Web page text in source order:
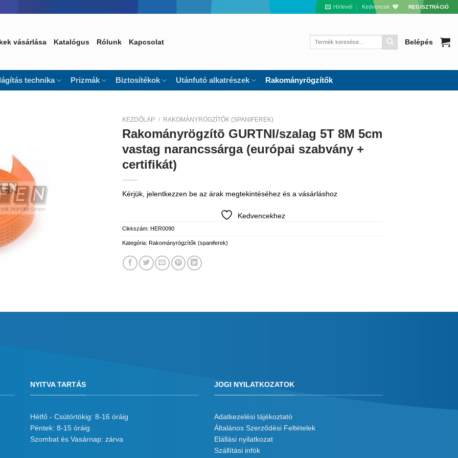
Hírlevél Kedvencek REGISZTRÁCIÓ
vásárlása Katalógus Rólunk Kapcsolat
Keresés
Belépés
technika Prizmák Biztosítékok Utánfutó alkatrészek Rakományrögzítők
KEZDŐLAP / RAKOMÁNYRÖGZÍTŐK (SPANIFEREK)
Rakományrögzítõ GURTNI/szalag 5T 8M 5cm
vastag narancssárga (európai szabvány +
certifikát)
Kérjük, jelentkezzen be az árak megtekintéséhez és a vásárláshoz
Kedvencekhez
Cikkszám: HER0090
Kategória: Rakományrögzítők (spaniferek)
NYITVA TARTÁS
Hétfő - Csütörtökig: 8-16 óráig
Péntek: 8-15 óráig
Szombat és Vasárnap: zárva
JOGI NYILATKOZATOK
Adatkezelési tájékoztató
Általános Szerződési Feltételek
Elállási nyilatkozat
Szállítási infók